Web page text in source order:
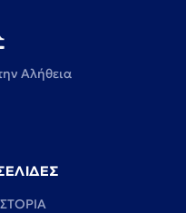
Αλήθεια